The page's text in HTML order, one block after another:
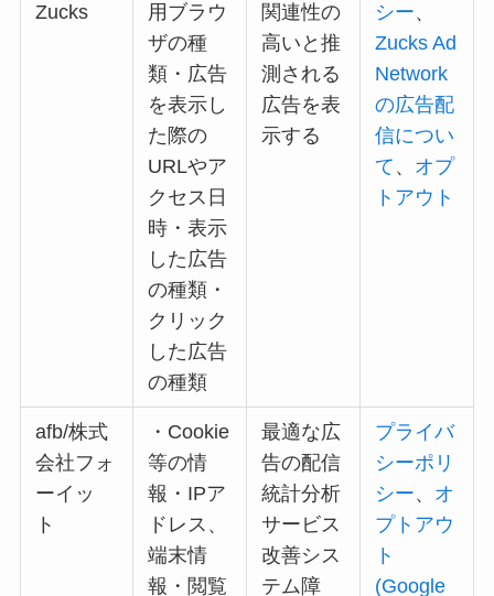
Zucks
用ブラウ
ザの種
類・広告
を表示し
た際の
URLやア
クセス日
時・表示
した広告
の種類・
クリック
した広告
の種類
関連性の
高いと推
測される
広告を表
示する
シー、
Zucks Ad
Network
の広告配
信につい
て 、 オプ
トアウト
afb/株式
会社フォ
ーイッ
ト
・Cookie
等の情
報・IPア
ドレス、
端末情
報・閲覧
最適な広
告の配信
統計分析
サービス
改善シス
テム障
プライバ
シーポリ
シー、 オ
プトアウ
ト
(Google